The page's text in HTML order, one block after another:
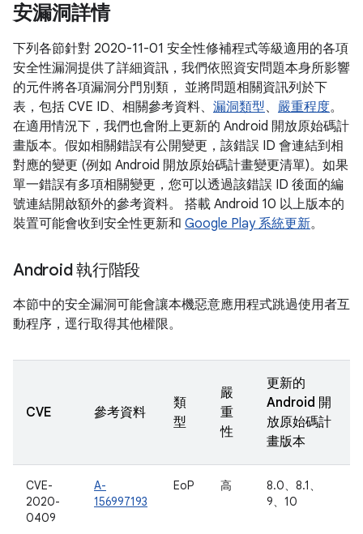
安漏洞詳情
下列各節針對 2020-11-01 安全性修補程式等級適用的各項
安全性漏洞提供了詳細資訊，我們依照資安問題本身所影響
的元件將各項漏洞分門別類， 並將問題相關資訊列於下
表，包括 CVE ID、相關參考資料、 漏洞類型、 嚴重程度。
在適用情況下，我們也會附上更新的 Android 開放原始碼計
畫版本。假如相關錯誤有公開變更，該錯誤 ID 會連結到相
對應的變更 (例如 Android 開放原始碼計畫變更清單)。如果
單一錯誤有多項相關變更，您可以透過該錯誤 ID 後面的編
號連結開啟額外的參考資料。 搭載 Android 10 以上版本的
裝置可能會收到安全性更新和 Google Play 系統更新。
Android 執行階段
本節中的安全漏洞可能會讓本機惡意應用程式跳過使用者互
動程序，逕行取得其他權限。
CVE 參考資料
類
型
嚴
重
性
更新的
Android 開
放原始碼計
畫版本
CVE-
2020-
0409
A-
156997193
EoP 高
8.0、8.1、
9、10